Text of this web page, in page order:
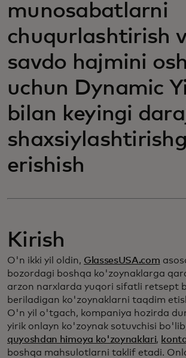
munosabatlarni
chuqurlashtirish
savdo hajmini
uchun Dynamic
bilan keyingi
erishish
Kirish
O'n ikki yil oldin, GlassesUSA.com
bozordagi boshqa ko'zoynaklarga
arzon narxlarda yuqori sifatli retsept
beriladigan ko'zoynaklarni taqdim
O'n yil o'tgach, kompaniya hozirda
yirik onlayn ko'zoynak sotuvchisi
quyoshdan himoya ko'zoynaklari,
boshqa mahsulotlarni taklif etadi.